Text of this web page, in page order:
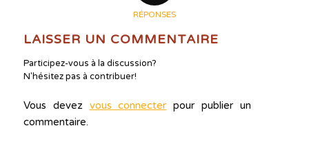
RÉPONSES
LAISSER UN COMMENTAIRE
Participez-vous à la discussion?
N'hésitez pas à contribuer!
Vous devez vous connecter pour publier un
commentaire.